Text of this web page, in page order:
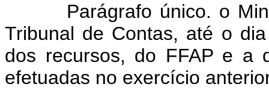
Parágrafo único. o
Tribunal de Contas, até o
dos recursos, do FFAP e a
efetuadas no exercício